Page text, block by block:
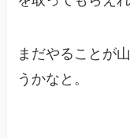
まだやることが
うかなと。